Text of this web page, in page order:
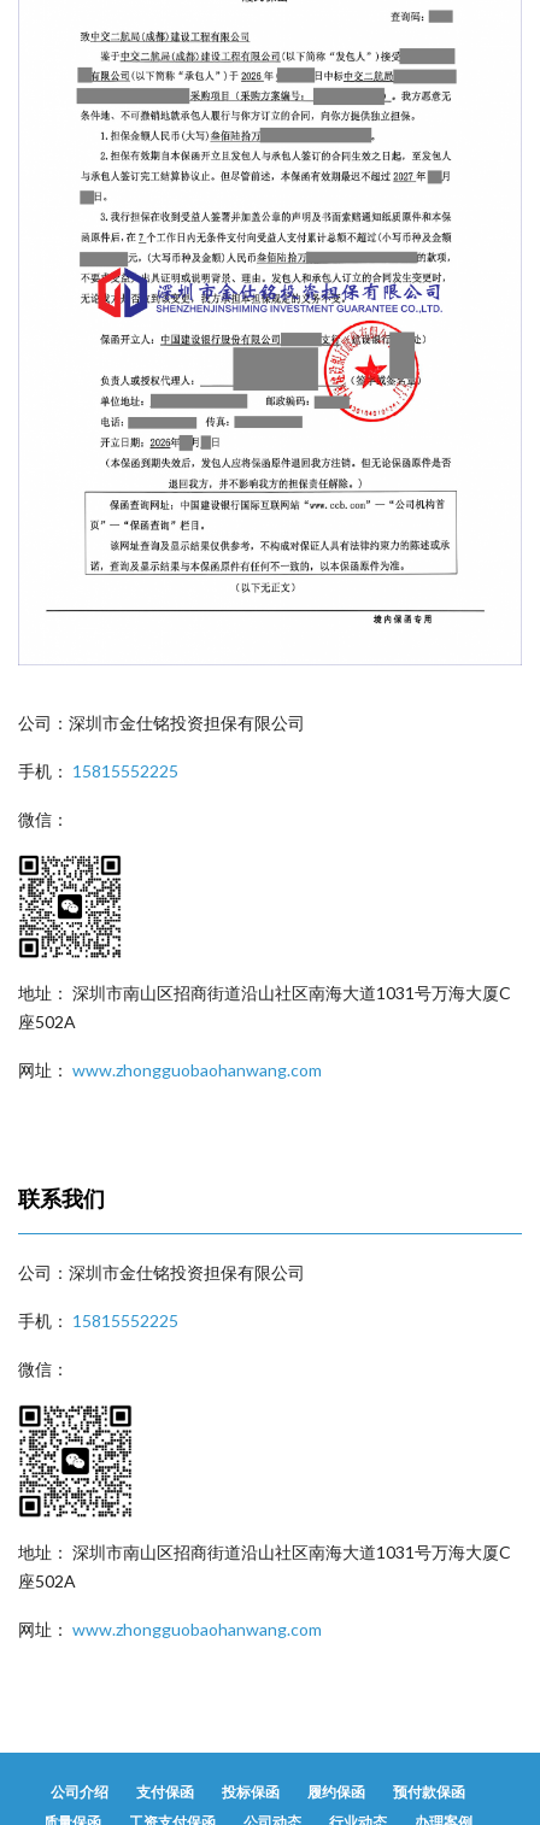
公司：深圳市金仕铭投资担保有限公司
手机： 15815552225
微信：
地址： 深圳市南山区招商街道沿山社区南海大道1031号万海大厦C
座502A
网址： www.zhongguobaohanwang.com
联系我们
公司：深圳市金仕铭投资担保有限公司
手机： 15815552225
微信：
地址： 深圳市南山区招商街道沿山社区南海大道1031号万海大厦C
座502A
网址： www.zhongguobaohanwang.com
公司介绍 支付保函 投标保函 履约保函
预付款保函